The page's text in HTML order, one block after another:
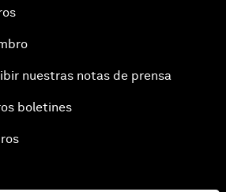
nuestras notas de prensa
boletines